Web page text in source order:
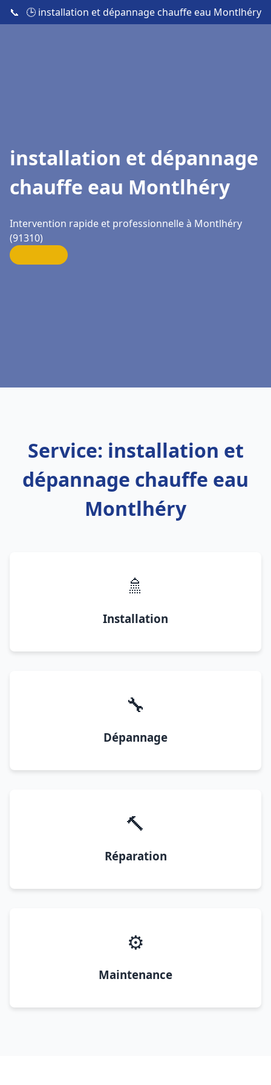
📞 🕒 installation et dépannage chauffe eau Montlhéry
installation et dépannage
chauffe eau Montlhéry
Intervention rapide et professionnelle à Montlhéry
(91310)
Service: installation et
dépannage chauffe eau
Montlhéry
🚿
Installation
🔧
Dépannage
🔨
Réparation
⚙️
Maintenance